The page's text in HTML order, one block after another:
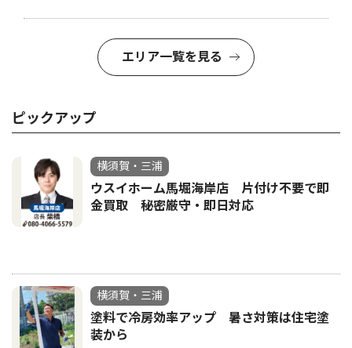
エリア一覧を見る
ピックアップ
横須賀・三浦
ウスイホーム馬堀海岸店 片付け不要で即
金買取 秘密厳守・即日対応
横須賀・三浦
塗料で冷房効率アップ 暑さ対策は住宅塗
装から